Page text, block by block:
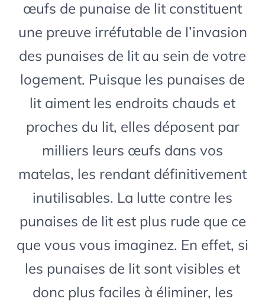
œufs de punaise de lit constituent
une preuve irréfutable de l’invasion
des punaises de lit au sein de votre
logement. Puisque les punaises de
lit aiment les endroits chauds et
proches du lit, elles déposent par
milliers leurs œufs dans vos
matelas, les rendant définitivement
inutilisables. La lutte contre les
punaises de lit est plus rude que ce
que vous vous imaginez. En effet, si
les punaises de lit sont visibles et
donc plus faciles à éliminer, les